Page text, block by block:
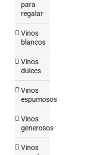
para
regalar
Vinos
blancos
Vinos
dulces
Vinos
espumosos
Vinos
generosos
Vinos